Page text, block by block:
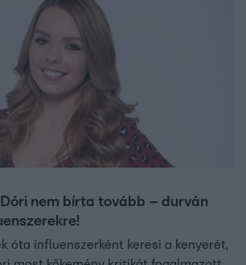
nem bírta tovább – durván
óta influenszerként keresi a kenyerét,